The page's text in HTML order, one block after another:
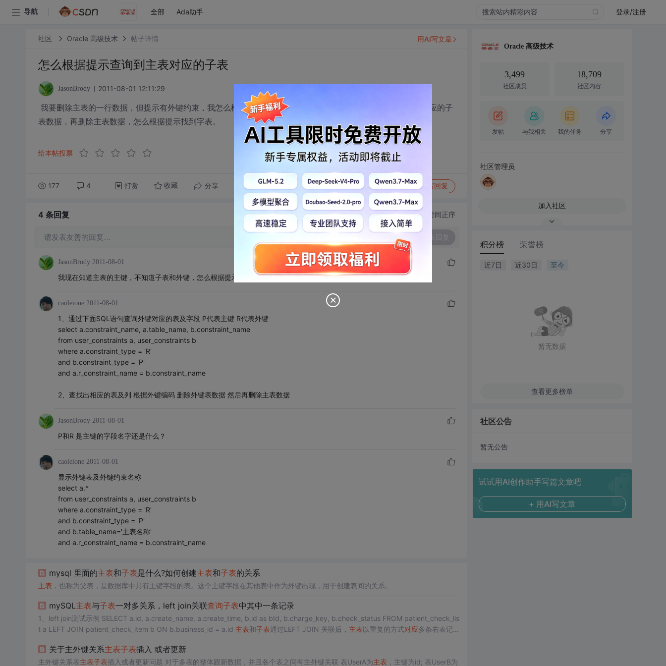
导航 全部 Ada助手 登录/注册
社区 Oracle 高级技术 帖子详情
怎么根据提示查询到主表对应的子表
JasonBrody 2011-08-01 12:11:29
我要删除主表的一行数据，但提示有外键约束，我怎么根据提示找到该外键对应的字表，我想先删除该行数据对应的子
表数据，再删除主表数据，怎么根据提示找到字表。
给本帖投票
177 4 打赏 收藏 分享 转发到动态 举报 写回复
用AI写文章
4 条回复 切换为时间正序
请发表友善的回复…
JasonBrody 2011-08-01
我现在知道主表的主键，不知道子表和外键，怎么根据提示找到字表和外键？
caoleione 2011-08-01
1、通过下面SQL语句查询外键对应的表及字段 P代表主键 R代表外键
select a.constraint_name, a.table_name, b.constraint_name
from user_constraints a, user_constraints b
where a.constraint_type = 'R'
and b.constraint_type = 'P'
and a.r_constraint_name = b.constraint_name
2、查找出相应的表及列 根据外键编码 删除外键表数据 然后再删除主表数据
JasonBrody 2011-08-01
P和R 是主键的字段名字还是什么？
caoleione 2011-08-01
显示外键表及外键约束名称
select a.*
from user_constraints a, user_constraints b
where a.constraint_type = 'R'
and b.constraint_type = 'P'
and b.table_name='主表名称'
and a.r_constraint_name = b.constraint_name
mysql 里面的主表和子表是什么?如何创建主表和子表的关系
主表 ，也称为父表，是数据库中具有主键字段的表。这个主键字段在其他表中作为外键出现，用于创建表间的关系。
mySQL主表与子表一对多关系，left join关联查询子表中其中一条记录
1、left join测试示例 SELECT a.id, a.create_name, a.create_time, b.id as bId, b.charge_key, b.check_status FROM patient_check_lis
t a LEFT JOIN patient_check_item b ON b.business_id = a.id 主表和子表通过LEFT JOIN 关联后， 主表以重复的方式对应多条右表记
关于主外键关系主表子表插入 或者更新
主外键关系表主表子表插入或者更新问题 对于多表的整体跟新数据，并且各个表之间有主外键关联 表UserA为主表 ，主键为id; 表UserB为
Oracle 高级技术
3,499
社区成员
18,709
社区内容
发帖 与我相关 我的任务 分享
社区管理员
加入社区
积分榜 荣誉榜
近7日 近30日 至今
暂无数据
查看更多榜单
社区公告
暂无公告
试试用AI创作助手写篇文章吧
+ 用AI写文章